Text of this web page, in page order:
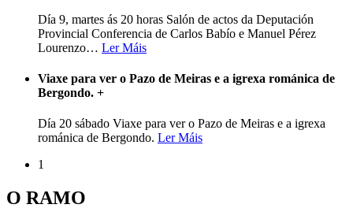
Día 9, martes ás 20 horas Salón de actos da Deputación
Provincial Conferencia de Carlos Babío e Manuel Pérez
Lourenzo… Ler Máis
Viaxe para ver o Pazo de Meiras e a igrexa románica de
Bergondo. +
Día 20 sábado Viaxe para ver o Pazo de Meiras e a igrexa
románica de Bergondo. Ler Máis
1
O RAMO